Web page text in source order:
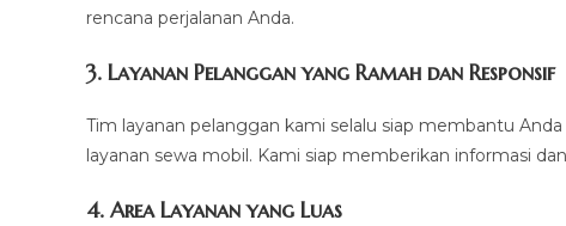
rencana perjalanan Anda.
3. Layanan Pelanggan yang Ramah dan Responsif
Tim layanan pelanggan kami selalu siap membantu
layanan sewa mobil. Kami siap memberikan informasi
4. Area Layanan yang Luas